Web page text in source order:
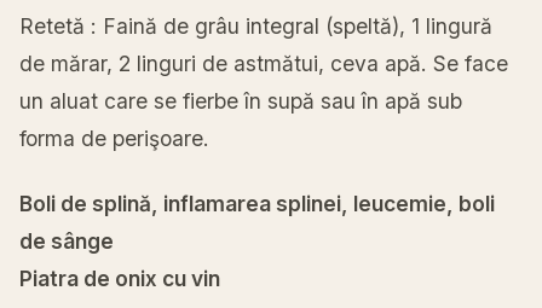
Retetă : Faină de grâu integral (speltă), 1 lingură
de mărar, 2 linguri de astmătui, ceva apă. Se face
un aluat care se fierbe în supă sau în apă sub
forma de perişoare.
Boli de splină, inflamarea splinei, leucemie, boli
de sânge
Piatra de onix cu vin